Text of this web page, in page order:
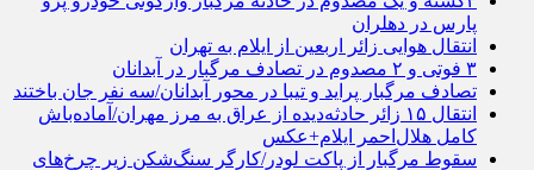
پارس در دهلران
انتقال هوایی زائر اربعین از ایلام به تهران
۳ فوتی و ۲ مصدوم در تصادف مرگبار در آبدانان
تصادف مرگبار پراید و تیبا در محور آبدانان/سه نفر جان باختند
انتقال ۱۵ زائر حادثه‌دیده از عراق به مرز مهران/آماده‌باش
کامل هلال‌احمر ایلام+عکس
سقوط مرگبار از پاکت لودر/کارگر سنگ‌شکن زیر چرخ‌های